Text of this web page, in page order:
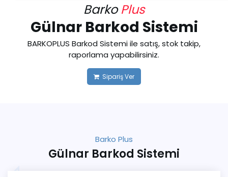
BarkoPlus
Gülnar Barkod Sistemi
BARKOPLUS Barkod Sistemi ile satış, stok takip,
raporlama yapabilirsiniz.
Sipariş Ver
Barko Plus
Gülnar Barkod Sistemi